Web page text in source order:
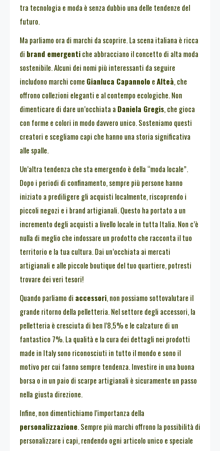
tra tecnologia e moda è senza dubbio una delle tendenze del
futuro.
Ma parliamo ora di marchi da scoprire. La scena italiana è ricca
di brand emergentiche abbracciano il concetto di alta moda
sostenibile. Alcuni dei nomi più interessanti da seguire
includono marchi come Gianluca Capannolo eAlteà, che
offrono collezioni eleganti e al contempo ecologiche. Non
dimenticare di dare un’occhiata a Daniela Gregis, che gioca
con forme e colori in modo davvero unico. Sosteniamo questi
creatori e scegliamo capi che hanno una storia significativa
alle spalle.
Un’altra tendenza che sta emergendo è della “moda locale”.
Dopo i periodi di confinamento, sempre più persone hanno
iniziato a prediligere gli acquisti localmente, riscoprendo i
piccoli negozi e i brand artigianali. Questo ha portato a un
incremento degli acquisti a livello locale in tutta Italia. Non c’è
nulla di meglio che indossare un prodotto che racconta il tuo
territorio e la tua cultura. Dai un’occhiata ai mercati
artigianali e alle piccole boutique del tuo quartiere, potresti
trovare dei veri tesori!
Quando parliamo di accessori, non possiamo sottovalutare il
grande ritorno della pelletteria. Nel settore degli accessori, la
pelletteria è cresciuta di ben l’8,5% e le calzature di un
fantastico 7%. La qualità e la cura dei dettagli nei prodotti
made in Italy sono riconosciuti in tutto il mondo e sono il
motivo per cui fanno sempre tendenza. Investire in una buona
borsa o in un paio di scarpe artigianali è sicuramente un passo
nella giusta direzione.
Infine, non dimentichiamo l’importanza della
personalizzazione. Sempre più marchi offrono la possibilità di
personalizzare i capi, rendendo ogni articolo unico e speciale